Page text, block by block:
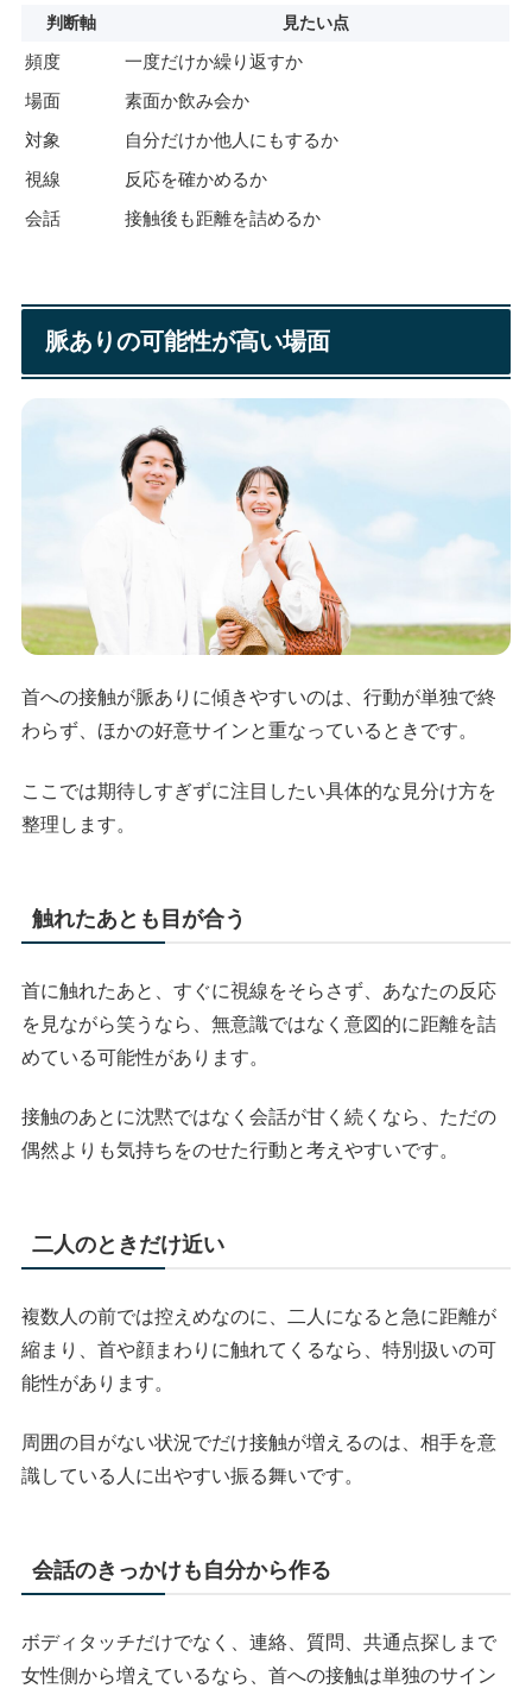
判断軸 見たい点
頻度
一度だけか繰り返すか
場面
素面か飲み会か
対象
自分だけか他人にもするか
視線
反応を確かめるか
会話
接触後も距離を詰めるか
脈ありの可能性が高い場面
首への接触が脈ありに傾きやすいのは、行動が単独で終
わらず、ほかの好意サインと重なっているときです。
ここでは期待しすぎずに注目したい具体的な見分け方を
整理します。
触れたあとも目が合う
首に触れたあと、すぐに視線をそらさず、あなたの反応
を見ながら笑うなら、無意識ではなく意図的に距離を詰
めている可能性があります。
接触のあとに沈黙ではなく会話が甘く続くなら、ただの
偶然よりも気持ちをのせた行動と考えやすいです。
二人のときだけ近い
複数人の前では控えめなのに、二人になると急に距離が
縮まり、首や顔まわりに触れてくるなら、特別扱いの可
能性があります。
周囲の目がない状況でだけ接触が増えるのは、相手を意
識している人に出やすい振る舞いです。
会話のきっかけも自分から作る
ボディタッチだけでなく、連絡、質問、共通点探しまで
女性側から増えているなら、首への接触は単独のサイン